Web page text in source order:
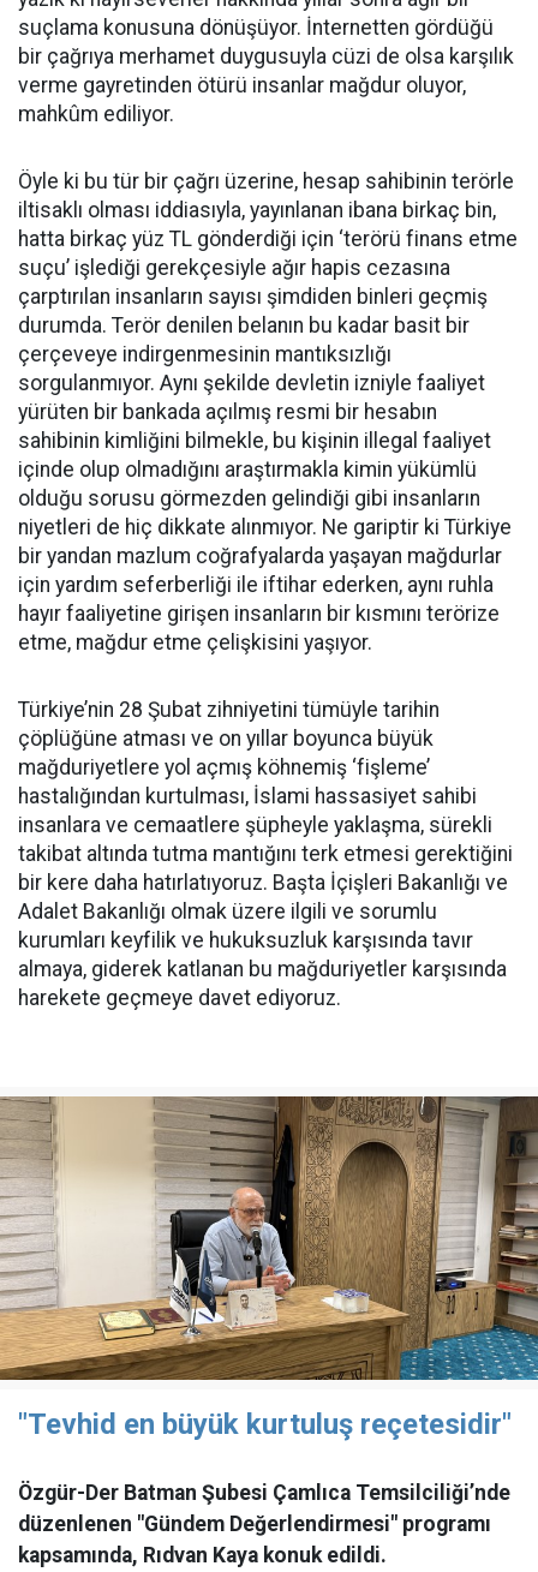
suçlama konusuna dönüşüyor. İnternetten gördüğü
bir çağrıya merhamet duygusuyla cüzi de olsa karşılık
verme gayretinden ötürü insanlar mağdur oluyor,
mahkûm ediliyor.
Öyle ki bu tür bir çağrı üzerine, hesap sahibinin terörle
iltisaklı olması iddiasıyla, yayınlanan ibana birkaç bin,
hatta birkaç yüz TL gönderdiği için ‘terörü finans etme
suçu’ işlediği gerekçesiyle ağır hapis cezasına
çarptırılan insanların sayısı şimdiden binleri geçmiş
durumda. Terör denilen belanın bu kadar basit bir
çerçeveye indirgenmesinin mantıksızlığı
sorgulanmıyor. Aynı şekilde devletin izniyle faaliyet
yürüten bir bankada açılmış resmi bir hesabın
sahibinin kimliğini bilmekle, bu kişinin illegal faaliyet
içinde olup olmadığını araştırmakla kimin yükümlü
olduğu sorusu görmezden gelindiği gibi insanların
niyetleri de hiç dikkate alınmıyor. Ne gariptir ki Türkiye
bir yandan mazlum coğrafyalarda yaşayan mağdurlar
için yardım seferberliği ile iftihar ederken, aynı ruhla
hayır faaliyetine girişen insanların bir kısmını terörize
etme, mağdur etme çelişkisini yaşıyor.
Türkiye’nin 28 Şubat zihniyetini tümüyle tarihin
çöplüğüne atması ve on yıllar boyunca büyük
mağduriyetlere yol açmış köhnemiş ‘fişleme’
hastalığından kurtulması, İslami hassasiyet sahibi
insanlara ve cemaatlere şüpheyle yaklaşma, sürekli
takibat altında tutma mantığını terk etmesi gerektiğini
bir kere daha hatırlatıyoruz. Başta İçişleri Bakanlığı ve
Adalet Bakanlığı olmak üzere ilgili ve sorumlu
kurumları keyfilik ve hukuksuzluk karşısında tavır
almaya, giderek katlanan bu mağduriyetler karşısında
harekete geçmeye davet ediyoruz.
"Tevhid en büyük kurtuluş reçetesidir"
Özgür-Der Batman Şubesi Çamlıca Temsilciliği’nde
düzenlenen "Gündem Değerlendirmesi" programı
kapsamında, Rıdvan Kaya konuk edildi.